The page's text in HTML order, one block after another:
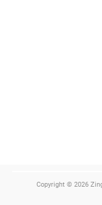
Copyright © 2026